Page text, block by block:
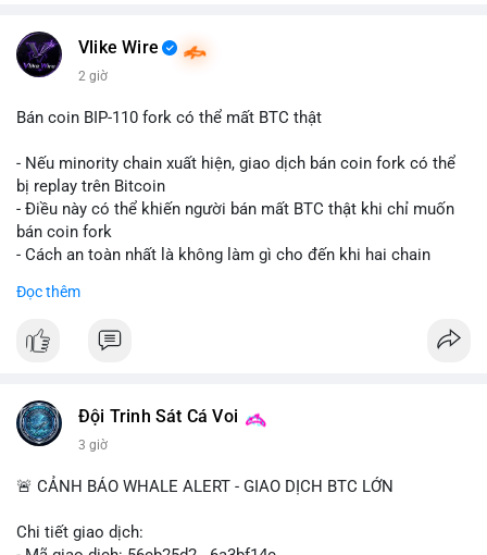
Vlike Wire
2 giờ
Bán coin BIP-110 fork có thể mất BTC thật
- Nếu minority chain xuất hiện, giao dịch bán coin fork có thể
bị replay trên Bitcoin
- Điều này có thể khiến người bán mất BTC thật khi chỉ muốn
bán coin fork
- Cách an toàn nhất là không làm gì cho đến khi hai chain
-#binancesquare
$btc
📰 Nguồn: CoinDesk
Đọc thêm
Đội Trinh Sát Cá Voi
3 giờ
🚨 CẢNH BÁO WHALE ALERT - GIAO DỊCH BTC LỚN
Chi tiết giao dịch: